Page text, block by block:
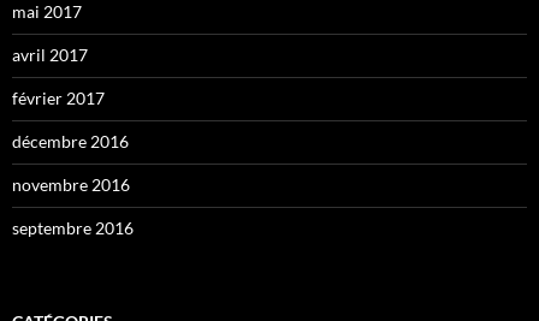
mai 2017
avril 2017
février 2017
décembre 2016
novembre 2016
septembre 2016